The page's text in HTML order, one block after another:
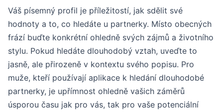
Váš písemný profil je příležitostí, jak sdělit své
hodnoty a to, co hledáte u partnerky. Místo obecných
frází buďte konkrétní ohledně svých zájmů a životního
stylu. Pokud hledáte dlouhodobý vztah, uveďte to
jasně, ale přirozeně v kontextu svého popisu. Pro
muže, kteří používají aplikace k hledání dlouhodobé
partnerky, je upřímnost ohledně vašich záměrů
úsporou času jak pro vás, tak pro vaše potenciální